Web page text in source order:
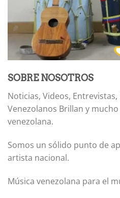
SOBRE NOSOTROS
Noticias, Videos,
Venezolanos Brillan y
venezolana.
Somos un sólido punto de
artista nacional.
Música venezolana para el